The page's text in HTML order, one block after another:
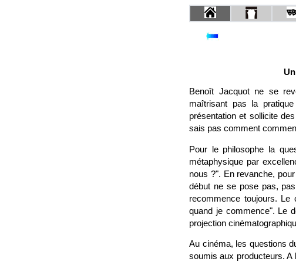
Benoît Jacquot ne se
maîtrisant pas la
présentation et sollicite
sais pas comment
Pour le philosophe la
métaphysique par
nous ?". En revanche,
début ne se pose pas,
recommence toujours.
quand je commence". Le
projection
Au cinéma, les questions
soumis aux producteurs. A